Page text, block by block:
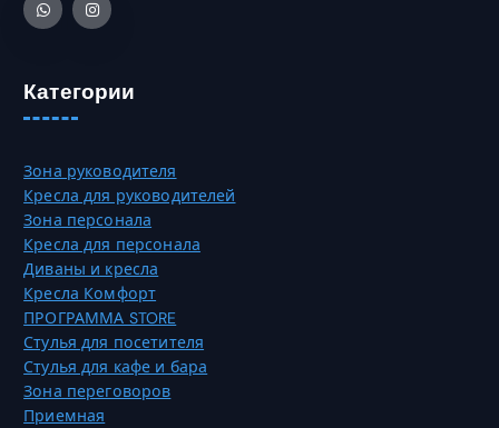
Категории
Зона руководителя
Кресла для руководителей
Зона персонала
Кресла для персонала
Диваны и кресла
Кресла Комфорт
ПРОГРАММА STORE
Стулья для посетителя
Стулья для кафе и бара
Зона переговоров
Приемная